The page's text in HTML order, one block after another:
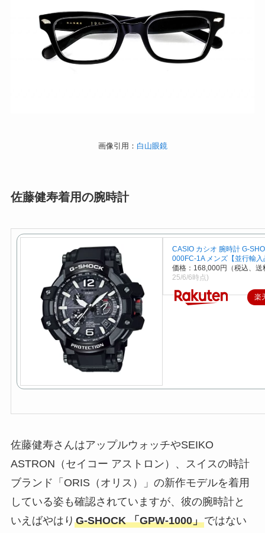
画像引用： 白山眼鏡
佐藤健寿着用の腕時計
CASIO カシオ 腕時計 G-
000FC-1A メンズ【並行輸入
価格：168,000円（税込、送
25/6/6時点)
楽
佐藤健寿さんはアップルウォッチやSEIKO
ASTRON（セイコー アストロン）、スイスの時計
ブランド「ORIS（オリス）」の新作モデルを着用
している姿も確認されていますが、彼の腕時計と
いえばやはり G-SHOCK 「GPW-1000」ではない